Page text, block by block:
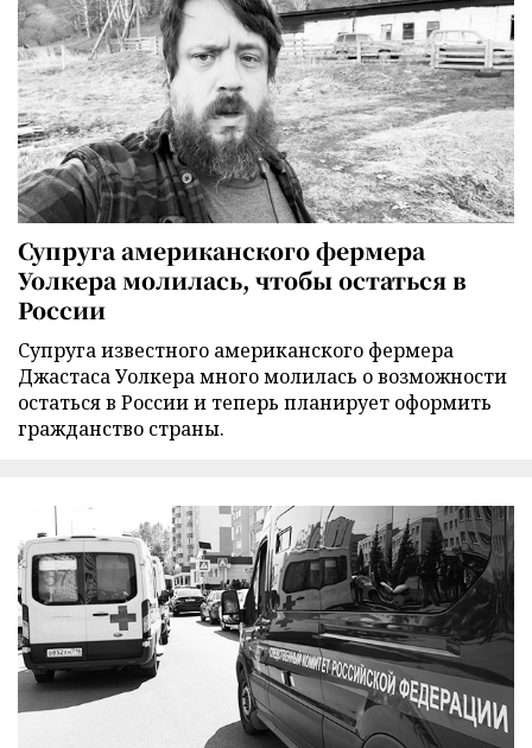
Супруга американского фермера
Уолкера молилась, чтобы остаться в
России
Супруга известного американского фермера
Джастаса Уолкера много молилась о возможности
остаться в России и теперь планирует оформить
гражданство страны.